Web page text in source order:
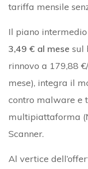
tariffa mensile
Il piano intermedio
3,49 € al mese sul
rinnovo a 179,88
mese), integra il
contro malware e
multipiattaforma
Scanner.
Al vertice